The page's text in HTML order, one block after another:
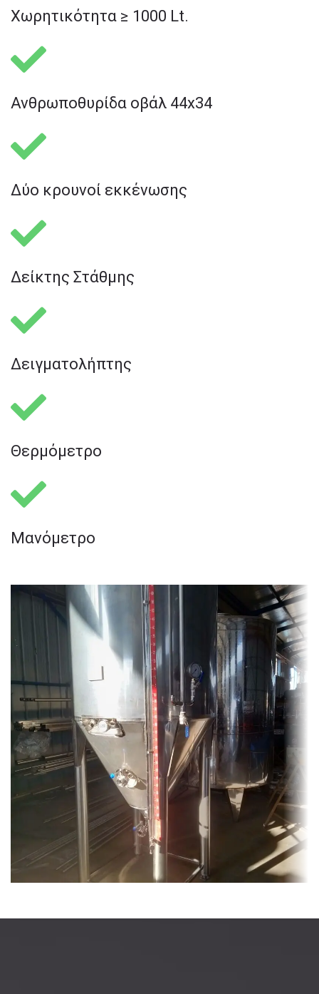
Χωρητικότητα ≥ 1000 Lt.
Ανθρωποθυρίδα οβάλ 44x34
Δύο κρουνοί εκκένωσης
Δείκτης Στάθμης
Δειγματολήπτης​
Θερμόμετρο​
Μανόμετρο